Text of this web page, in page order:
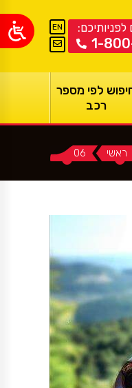
לפניותיכם:
1-
EN
לפי מספר
רכב
You are here:
ראשי 06